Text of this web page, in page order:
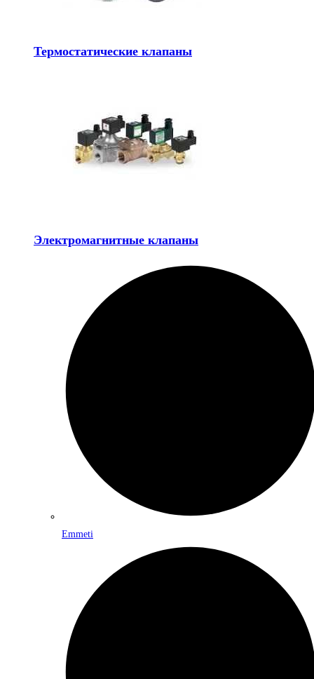
Термостатические клапаны
Электромагнитные клапаны
Emmeti